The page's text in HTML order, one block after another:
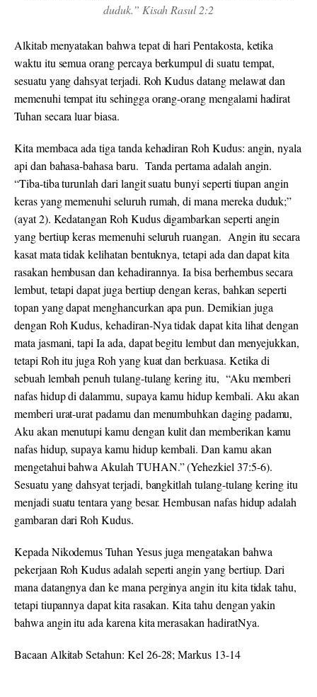
duduk.” Kisah Rasul 2:2
Alkitab menyatakan bahwa tepat di hari Pentakosta, ketika
waktu itu semua orang percaya berkumpul di suatu tempat,
sesuatu yang dahsyat terjadi. Roh Kudus datang melawat dan
memenuhi tempat itu sehingga orang-orang mengalami hadirat
Tuhan secara luar biasa.
Kita membaca ada tiga tanda kehadiran Roh Kudus: angin, nyala
api dan bahasa-bahasa baru. Tanda pertama adalah angin.
“Tiba-tiba turunlah dari langit suatu bunyi seperti tiupan angin
keras yang memenuhi seluruh rumah, di mana mereka duduk;”
(ayat 2). Kedatangan Roh Kudus digambarkan seperti angin
yang bertiup keras memenuhi seluruh ruangan. Angin itu secara
kasat mata tidak kelihatan bentuknya, tetapi ada dan dapat kita
rasakan hembusan dan kehadirannya. Ia bisa berhembus secara
lembut, tetapi dapat juga bertiup dengan keras, bahkan seperti
topan yang dapat menghancurkan apa pun. Demikian juga
dengan Roh Kudus, kehadiran-Nya tidak dapat kita lihat dengan
mata jasmani, tapi Ia ada, dapat begitu lembut dan menyejukkan,
tetapi Roh itu juga Roh yang kuat dan berkuasa. Ketika di
sebuah lembah penuh tulang-tulang kering itu, “Aku memberi
nafas hidup di dalammu, supaya kamu hidup kembali. Aku akan
memberi urat-urat padamu dan menumbuhkan daging padamu,
Aku akan menutupi kamu dengan kulit dan memberikan kamu
nafas hidup, supaya kamu hidup kembali. Dan kamu akan
mengetahui bahwa Akulah TUHAN.” (Yehezkiel 37:5-6).
Sesuatu yang dahsyat terjadi, bangkitlah tulang-tulang kering itu
menjadi suatu tentara yang besar. Hembusan nafas hidup adalah
gambaran dari Roh Kudus.
Kepada Nikodemus Tuhan Yesus juga mengatakan bahwa
pekerjaan Roh Kudus adalah seperti angin yang bertiup. Dari
mana datangnya dan ke mana perginya angin itu kita tidak tahu,
tetapi tiupannya dapat kita rasakan. Kita tahu dengan yakin
bahwa angin itu ada karena kita merasakan hadiratNya.
Bacaan Alkitab Setahun: Kel 26-28; Markus 13-14